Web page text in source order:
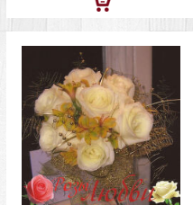
Добавить
в
корзину